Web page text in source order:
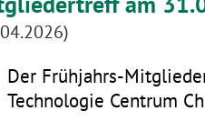
Der Frühjahrs-
Technologie Centrum